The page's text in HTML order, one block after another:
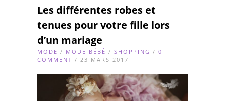
Les différentes robes et
tenues pour votre fille lors
d’un mariage
MODE / MODE BÉBÉ / SHOPPING / 0
COMMENT / 23 MARS 2017